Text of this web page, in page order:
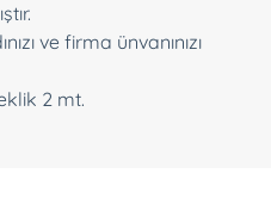
ve firma ünvanınızı
2 mt.